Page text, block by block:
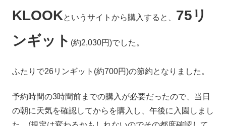
KLOOKというサイトから購入すると、 75リ
ンギット (約2,030円)でした。
ふたりで26リンギット(約700円)の節約となりました。
予約時間の3時間前までの購入が必要だったので、当日
の朝に天気を確認してからを購入し、午後に入園しまし